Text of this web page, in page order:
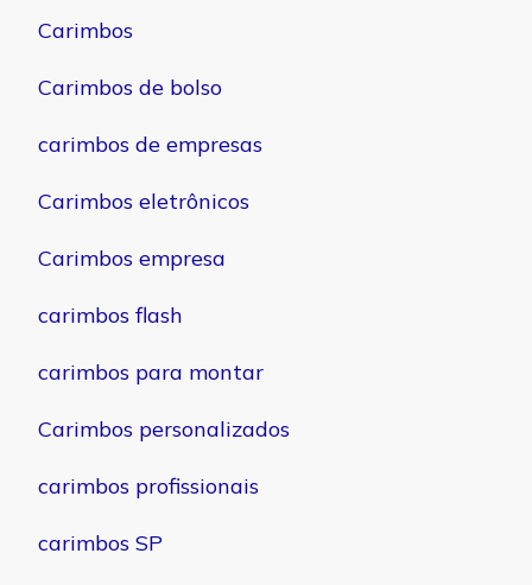
Carimbos
Carimbos de bolso
carimbos de empresas
Carimbos eletrônicos
Carimbos empresa
carimbos flash
carimbos para montar
Carimbos personalizados
carimbos profissionais
carimbos SP